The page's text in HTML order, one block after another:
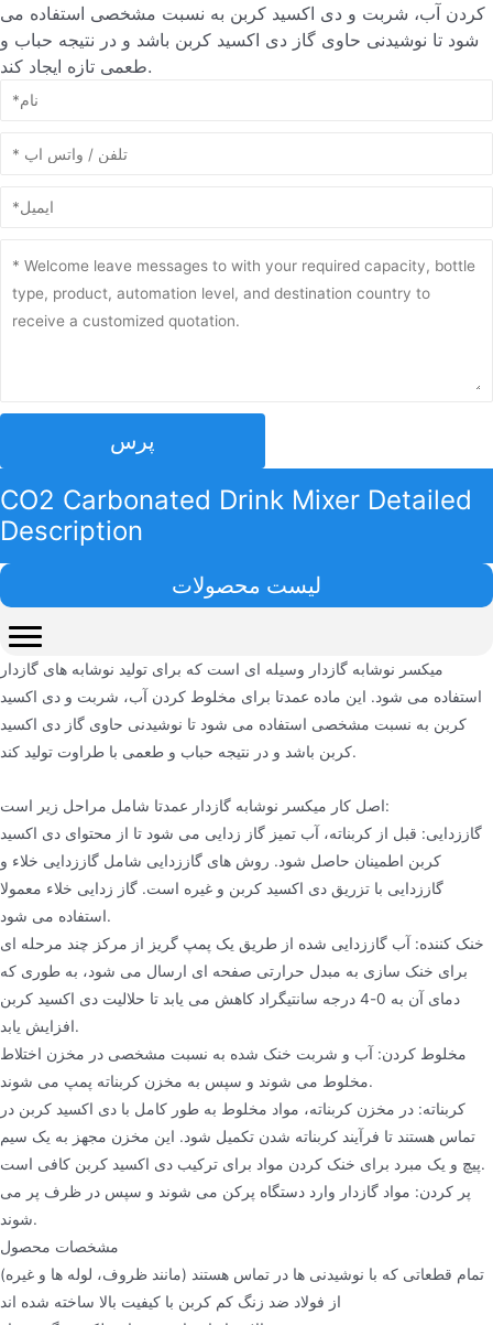
کردن آب، شربت و دی اکسید کربن به نسبت مشخصی استفاده می
شود تا نوشیدنی حاوی گاز دی اکسید کربن باشد و در نتیجه حباب و
طعمی تازه ایجاد کند.
پرس
CO2 Carbonated Drink Mixer Detailed
Description
میکسر نوشابه گازدار وسیله ای است که برای تولید نوشابه های گازدار
استفاده می شود. این ماده عمدتا برای مخلوط کردن آب، شربت و دی اکسید
کربن به نسبت مشخصی استفاده می شود تا نوشیدنی حاوی گاز دی اکسید
کربن باشد و در نتیجه حباب و طعمی با طراوت تولید کند.
اصل کار میکسر نوشابه گازدار عمدتا شامل مراحل زیر است:
گاززدایی: قبل از کربناته، آب تمیز گاز زدایی می شود تا از محتوای دی اکسید
کربن اطمینان حاصل شود. روش های گاززدایی شامل گاززدایی خلاء و
گاززدایی با تزریق دی اکسید کربن و غیره است. گاز زدایی خلاء معمولا
استفاده می شود.
خنک کننده: آب گاززدایی شده از طریق یک پمپ گریز از مرکز چند مرحله ای
برای خنک سازی به مبدل حرارتی صفحه ای ارسال می شود، به طوری که
دمای آن به 0-4 درجه سانتیگراد کاهش می یابد تا حلالیت دی اکسید کربن
افزایش یابد.
مخلوط کردن: آب و شربت خنک شده به نسبت مشخصی در مخزن اختلاط
مخلوط می شوند و سپس به مخزن کربناته پمپ می شوند.
کربناته: در مخزن کربناته، مواد مخلوط به طور کامل با دی اکسید کربن در
تماس هستند تا فرآیند کربناته شدن تکمیل شود. این مخزن مجهز به یک سیم
پیچ و یک مبرد برای خنک کردن مواد برای ترکیب دی اکسید کربن کافی است.
پر کردن: مواد گازدار وارد دستگاه پرکن می شوند و سپس در ظرف پر می
شوند.
مشخصات محصول
تمام قطعاتی که با نوشیدنی ها در تماس هستند (مانند ظروف، لوله ها و غیره)
از فولاد ضد زنگ کم کربن با کیفیت بالا ساخته شده اند
لیست محصولات